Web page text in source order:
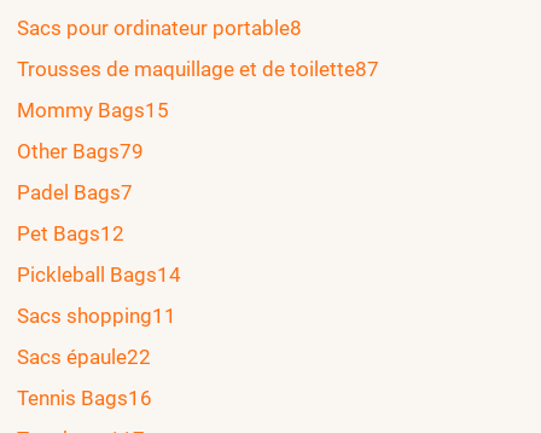
Sacs pour ordinateur portable8
Trousses de maquillage et de toilette87
Mommy Bags15
Other Bags79
Padel Bags7
Pet Bags12
Pickleball Bags14
Sacs shopping11
Sacs épaule22
Tennis Bags16